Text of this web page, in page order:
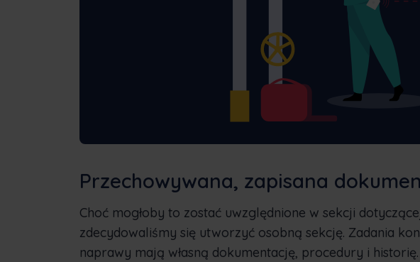
Przechowywana, zapisana
Choć mogłoby to zostać uwzględnione w sekcji
zdecydowaliśmy się utworzyć osobną sekcję. Zadania
naprawy mają własną dokumentację, procedury i historię.